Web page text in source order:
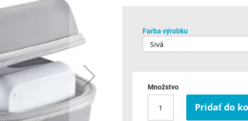
Farba výrobku
Množstvo
Pridať do